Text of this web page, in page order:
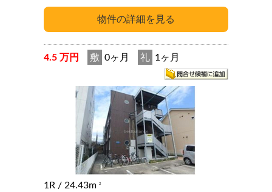
4.5 万円 敷 0ヶ月 礼 1ヶ月
1R / 24.43m 2